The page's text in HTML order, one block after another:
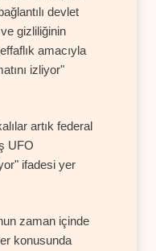
devlet
gizliliğinin
amacıyla
izliyor"
artık federal
UFO
ifadesi yer
zaman içinde
konusunda